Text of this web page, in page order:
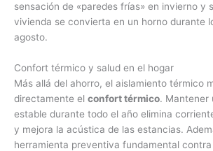
sensación de «paredes frías» en invierno y
vivienda se convierta en un horno durante
agosto.
Confort térmico y salud en el hogar
Más allá del ahorro, el aislamiento térmico
directamente el confort térmico. Mantener
estable durante todo el año elimina
y mejora la acústica de las estancias.
herramienta preventiva fundamental